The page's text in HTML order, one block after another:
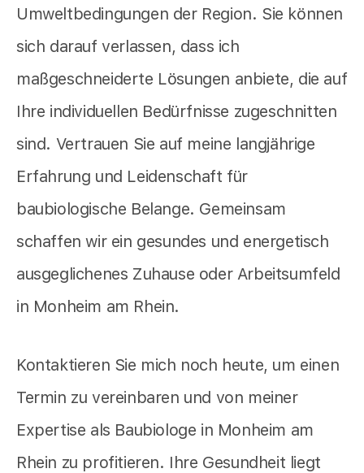
Umweltbedingungen der Region. Sie können
sich darauf verlassen, dass ich
maßgeschneiderte Lösungen anbiete, die auf
Ihre individuellen Bedürfnisse zugeschnitten
sind. Vertrauen Sie auf meine langjährige
Erfahrung und Leidenschaft für
baubiologische Belange. Gemeinsam
schaffen wir ein gesundes und energetisch
ausgeglichenes Zuhause oder Arbeitsumfeld
in Monheim am Rhein.
Kontaktieren Sie mich noch heute, um einen
Termin zu vereinbaren und von meiner
Expertise als Baubiologe in Monheim am
Rhein zu profitieren. Ihre Gesundheit liegt